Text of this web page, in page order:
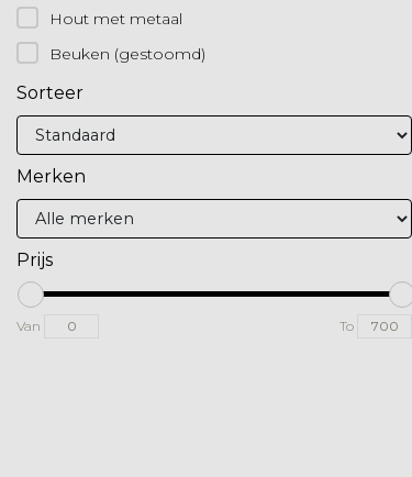
Hout met metaal
Beuken (gestoomd)
Sorteer
Merken
Prijs
Van To